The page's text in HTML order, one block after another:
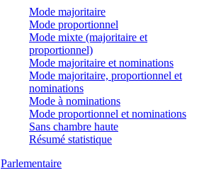
Mode majoritaire
Mode proportionnel
Mode mixte (majoritaire et
proportionnel)
Mode majoritaire et nominations
Mode majoritaire, proportionnel et
nominations
Mode à nominations
Mode proportionnel et nominations
Sans chambre haute
Résumé statistique
Parlementaire